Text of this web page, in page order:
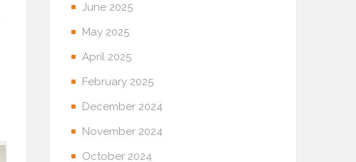
June 2025
May 2025
April 2025
February 2025
December 2024
November 2024
October 2024